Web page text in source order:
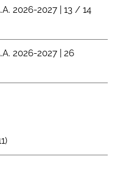
2026-2027 | 13 / 14
2026-2027 | 26